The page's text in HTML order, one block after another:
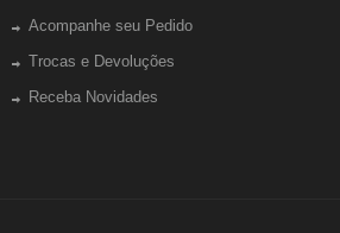
Acompanhe seu Pedido
Trocas e Devoluções
Receba Novidades